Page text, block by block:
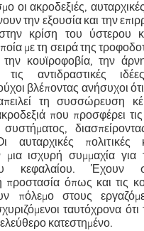
οι ακροδεξιές,
την εξουσία και την
κρίση του ύστερου
με τη σειρά της
κουϊροφοβία, την
αντιδραστικές
βλέποντας ανήσυχοι
απειλεί τη συσσώρευση
που προσφέρει
αυταρχικές πολιτικές
ισχυρή συμμαχία για
κεφαλαίου. Έχουν
προστασία όπως και τις
πόλεμο στους
ταυτόχρονα
κατεστημένο.